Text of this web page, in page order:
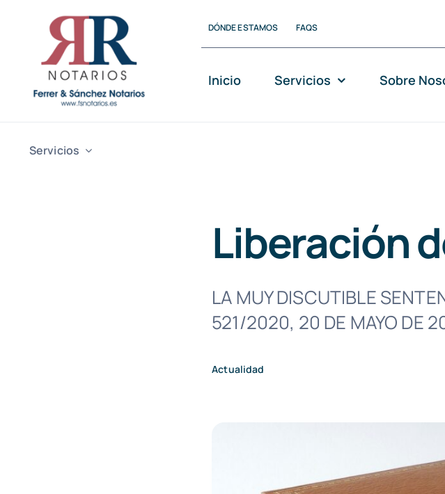
contenido
DÓNDE ESTAMOS FAQS
Inicio Servicios Sobre
Servicios
Liberación
LA MUY DISCUTIBLE
521/2020, 20 DE MAYO DE
Actualidad